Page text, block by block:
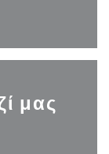
σε νέο
((ανοίγει σε
μας